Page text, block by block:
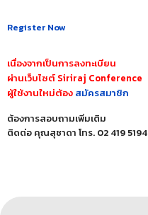
Register Now
เนื่องจากเป็นการลงทะเบียน
ผ่านเว็บไซต์ Siriraj Conference
ผู้ใช้งานใหม่ต้อง สมัครสมาชิก
ต้องการสอบถามเพิ่มเติม
ติดต่อ คุณสุชาดา โทร. 02 419 5194